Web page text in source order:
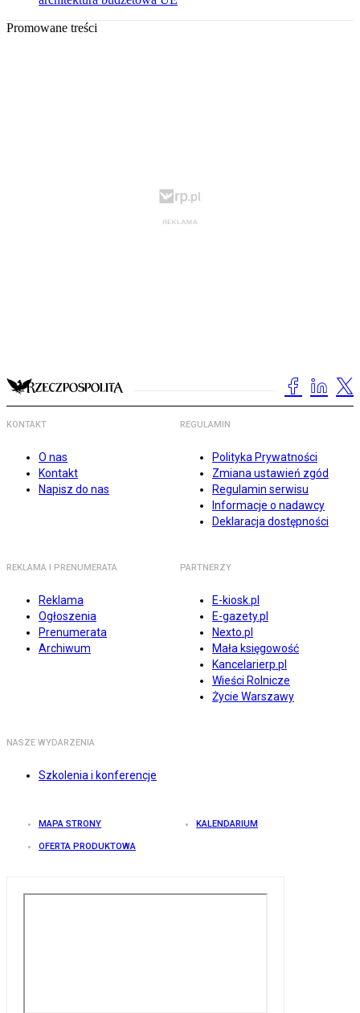
Promowane treści
KONTAKT
O nas
Kontakt
Napisz do nas
REGULAMIN
Polityka Prywatności
Zmiana ustawień zgód
Regulamin serwisu
Informacje o nadawcy
Deklaracja dostępności
REKLAMA I PRENUMERATA
Reklama
Ogłoszenia
Prenumerata
Archiwum
PARTNERZY
E-kiosk.pl
E-gazety.pl
Nexto.pl
Mała księgowość
Kancelarierp.pl
Wieści Rolnicze
Życie Warszawy
NASZE WYDARZENIA
Szkolenia i konferencje
MAPA STRONY KALENDARIUM
OFERTA PRODUKTOWA